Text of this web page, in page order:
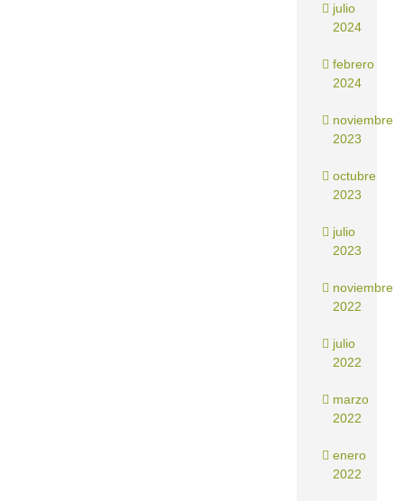
julio
2024
febrero
2024
noviembre
2023
octubre
2023
julio
2023
noviembre
2022
julio
2022
marzo
2022
enero
2022